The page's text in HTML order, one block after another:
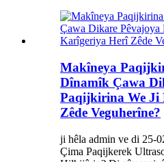
Makîneya
Dînamîk Çawa
Paqijkirina We Ji
Zêde Veguherîne?
ji hêla admin ve di 25-
Çima Paqijkerek